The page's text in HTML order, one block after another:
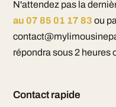
N'attendez pas la
au 07 85 01 17 83 ou
répondra sous 2 heures
Contact rapide